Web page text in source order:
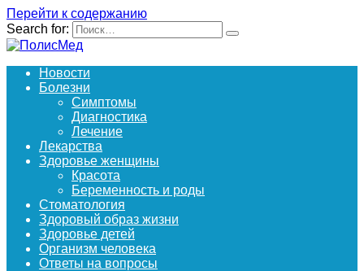
Перейти к содержанию
Search for:
Новости
Болезни
Симптомы
Диагностика
Лечение
Лекарства
Здоровье женщины
Красота
Беременность и роды
Стоматология
Здоровый образ жизни
Здоровье детей
Организм человека
Ответы на вопросы